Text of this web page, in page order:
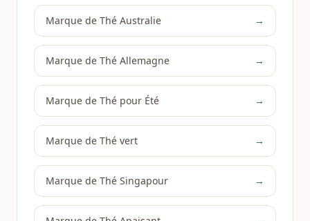
Marque de Thé Australie →
Marque de Thé Allemagne →
Marque de Thé pour Été →
Marque de Thé vert →
Marque de Thé Singapour →